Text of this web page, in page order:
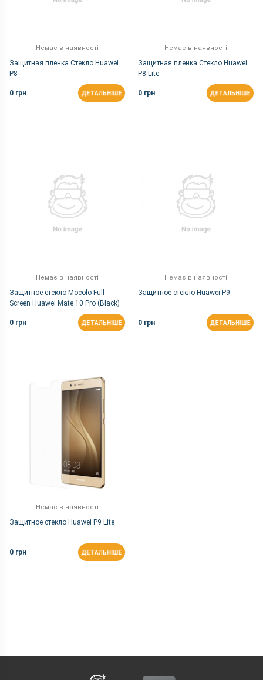
Немає в наявності
Защитная пленка Стекло Huawei
P8
0 грн ДЕТАЛЬНІШЕ
Немає в наявності
Защитная пленка Стекло Huawei
P8 Lite
0 грн ДЕТАЛЬНІШЕ
Немає в наявності
Защитное cтекло Mocolo Full
Screen Huawei Mate 10 Pro (Black)
0 грн ДЕТАЛЬНІШЕ
Немає в наявності
Защитное стекло Huawei P9
0 грн ДЕТАЛЬНІШЕ
Немає в наявності
Защитное стекло Huawei P9 Lite
0 грн ДЕТАЛЬНІШЕ